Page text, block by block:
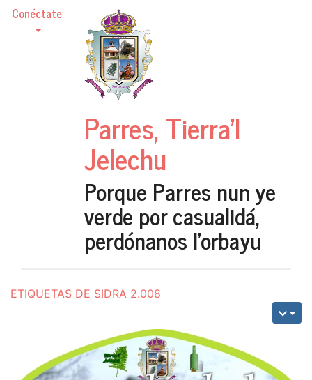
Conéctate
Parres, Tierra'l
Jelechu
Porque Parres nun ye
verde por casualidá,
perdónanos l'orbayu
ETIQUETAS DE SIDRA 2.008